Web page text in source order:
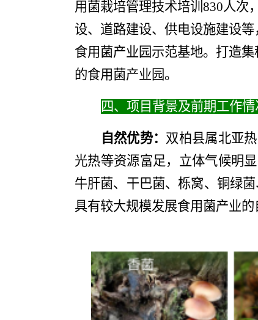
用菌栽培管理技术培训 830人次
设、道路建设、供电设施建设
食用菌产业园示范基地。打造
的食用菌产业 园。
四、项目背景及前期工作情
自然优势： 双柏县属北亚
光热等资源富足，立体气候明
牛肝菌、干巴菌、栎窝、铜绿
具有较大规模发展食用菌产业的